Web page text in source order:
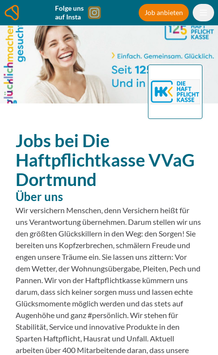
Folge uns
auf Insta
Job anbieten
Jobs bei Die
Haftpflichtkasse VVaG
Dortmund
Über uns
Wir versichern Menschen, denn Versichern heißt für
uns Verantwortung übernehmen. Darum stellen wir uns
den größten Glückskillern in den Weg: den Sorgen! Sie
bereiten uns Kopfzerbrechen, schmälern Freude und
engen unsere Träume ein. Sie lassen uns zittern: Vor
dem Wetter, der Wohnungsübergabe, Pleiten, Pech und
Pannen. Wir von der Haftpflichtkasse kümmern uns
darum, dass sich keiner sorgen muss und lassen echte
Glücksmomente möglich werden und das stets auf
Augenhöhe und ganz #persönlich. Wir stehen für
Stabilität, Service und innovative Produkte in den
Sparten Haftpflicht, Hausrat und Unfall. Aktuell
arbeiten über 400 Mitarbeitende daran, dass unsere